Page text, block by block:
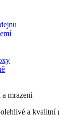
a mrazení
a kvalitní